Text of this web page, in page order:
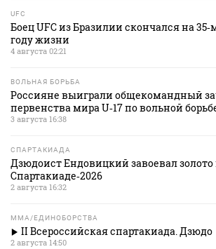
UFC
Боец UFC из Бразилии скончался на
году жизни
4 августа 02:21
ВОЛЬНАЯ БОРЬБА
Россияне выиграли общекомандный
первенства мира U‑17 по вольной
3 августа 16:38
СПАРТАКИАДА
Дзюдоист Ендовицкий завоевал золото
Спартакиаде‑2026
2 августа 16:32
MMA/ЕДИНОБОРСТВА
II Всероссийская спартакиада. Дзюдо
2 августа 14:50